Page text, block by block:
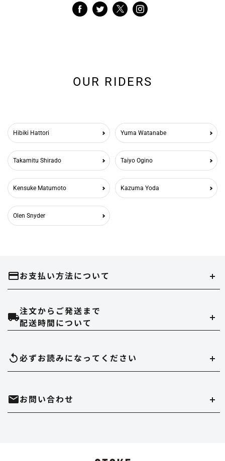
OUR RIDERS
Hibiki Hattori Yuma Watanabe
Takamitu Shirado Taiyo Ogino
Kensuke Matumoto Kazuma Yoda
Olen Snyder
お支払い方法について
クレジットカード
当ストアでは、以下のクレジット会社をご利用いただけます。
代金引換
注文からご発送まで
配送時間について
配達時間は午前（9～12時）、14～16時、16～18時、18～20時、19～21時
必ずお読みになって ください
在庫切れについて
お問い合わせ